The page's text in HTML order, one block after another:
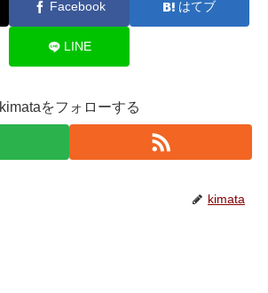
Facebook はてブ
LINE
kimataをフォローする
kimata